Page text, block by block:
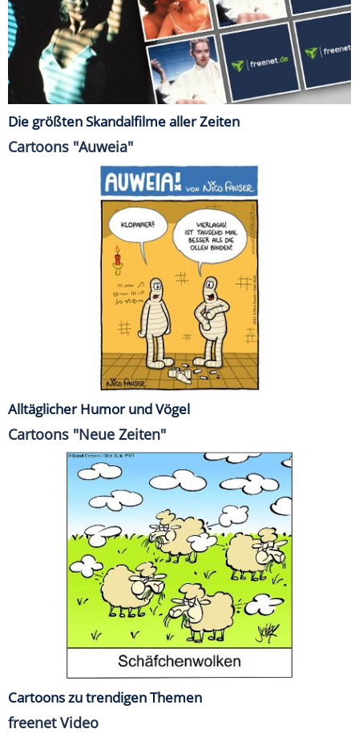
Die größten Skandalfilme aller Zeiten
Cartoons "Auweia"
Alltäglicher Humor und Vögel
Cartoons "Neue Zeiten"
Cartoons zu trendigen Themen
freenet Video